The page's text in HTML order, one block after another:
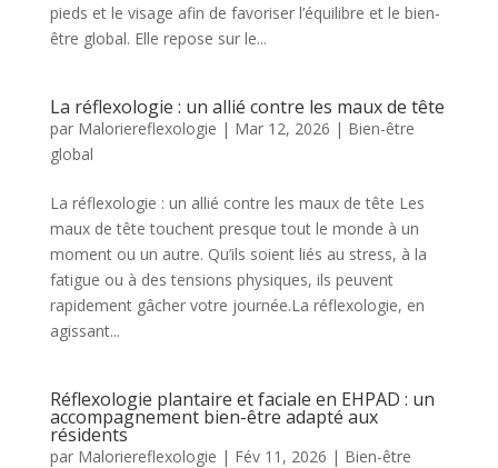
pieds et le visage afin de favoriser l’équilibre et le bien-
être global. Elle repose sur le...
La réflexologie : un allié contre les maux de tête
par Maloriereflexologie | Mar 12, 2026 | Bien-être
global
La réflexologie : un allié contre les maux de tête Les
maux de tête touchent presque tout le monde à un
moment ou un autre. Qu’ils soient liés au stress, à la
fatigue ou à des tensions physiques, ils peuvent
rapidement gâcher votre journée.La réflexologie, en
agissant...
Réflexologie plantaire et faciale en EHPAD : un
accompagnement bien-être adapté aux
résidents
par Maloriereflexologie | Fév 11, 2026 | Bien-être